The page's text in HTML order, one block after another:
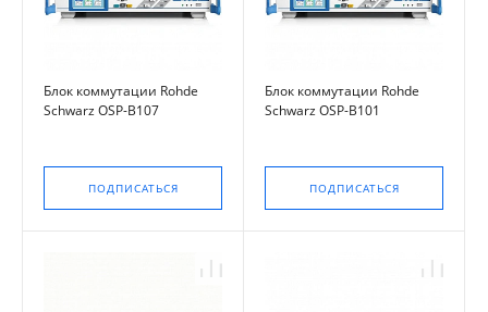
Блок коммутации Rohde
Schwarz OSP-B107
ПОДПИСАТЬСЯ
Блок коммутации Rohde
Schwarz OSP-B101
ПОДПИСАТЬСЯ